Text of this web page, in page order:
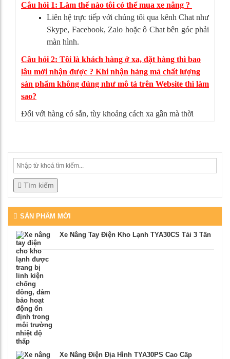
Câu hỏi 1: Làm thế nào tôi có thể mua xe nâng ?
Liên hệ trực tiếp với chúng tôi qua kênh Chat như
Skype, Facebook, Zalo hoặc ô Chat bên góc phải
màn hình.
Câu hỏi 2: Tôi là khách hàng ở xa, đặt hàng thì bao
lâu mới nhận được ? Khi nhận hàng mà chất lượng
sản phẩm không đúng như mô tả trên Website thì làm
sao?
Đối với hàng có sẵn, tùy khoảng cách xa gần mà thời
Tìm kiếm
SẢN PHẨM MỚI
Xe Nâng Tay Điện Kho Lạnh TYA30CS Tải 3 Tấn
Xe Nâng Điện Địa Hình TYA30PS Cao Cấp